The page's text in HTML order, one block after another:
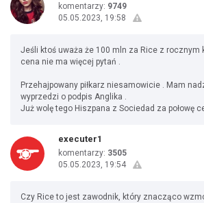
komentarzy: 9749
05.05.2023, 19:58
Jeśli ktoś uważa że 100 mln za Rice z rocznym
cena nie ma więcej pytań .
Przehajpowany piłkarz niesamowicie . Mam
wyprzedzi o podpis Anglika .
Już wolę tego Hiszpana z Sociedad za połowę
executer1
komentarzy: 3505
05.05.2023, 19:54
Czy Rice to jest zawodnik, który znacząco